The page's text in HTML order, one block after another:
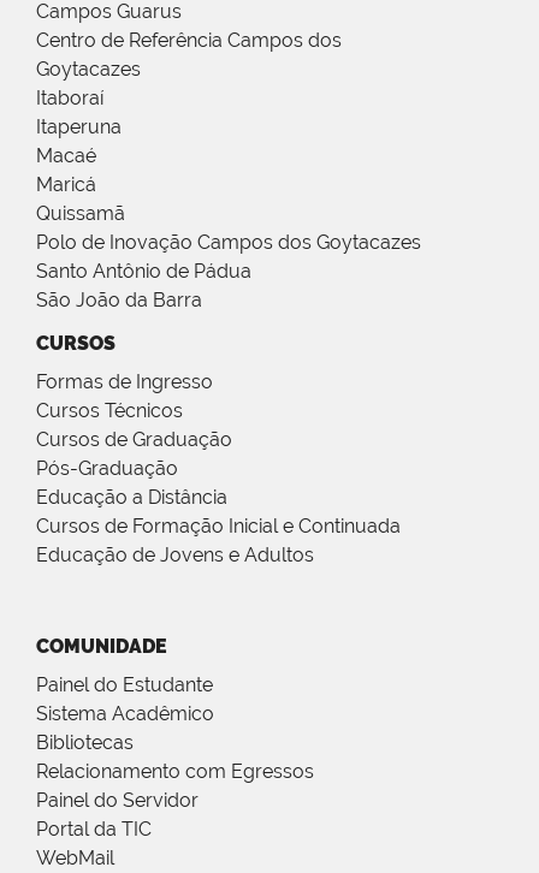
Campos Guarus
Centro de Referência Campos dos
Goytacazes
Itaboraí
Itaperuna
Macaé
Maricá
Quissamã
Polo de Inovação Campos dos Goytacazes
Santo Antônio de Pádua
São João da Barra
CURSOS
Formas de Ingresso
Cursos Técnicos
Cursos de Graduação
Pós-Graduação
Educação a Distância
Cursos de Formação Inicial e Continuada
Educação de Jovens e Adultos
COMUNIDADE
Painel do Estudante
Sistema Acadêmico
Bibliotecas
Relacionamento com Egressos
Painel do Servidor
Portal da TIC
WebMail